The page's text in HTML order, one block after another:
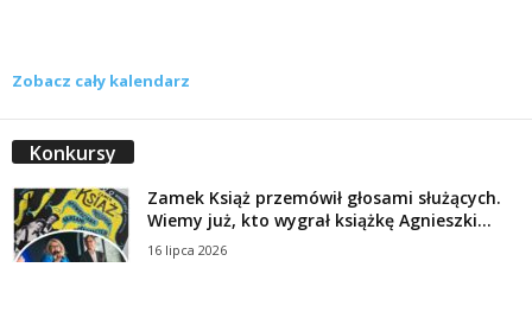
Zobacz cały kalendarz
Konkursy
Zamek Książ przemówił głosami służących.
Wiemy już, kto wygrał książkę Agnieszki...
16 lipca 2026